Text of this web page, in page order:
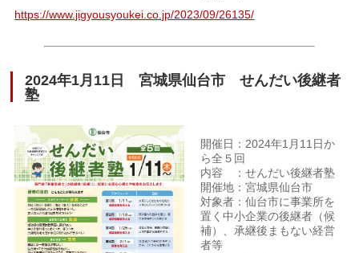
https://www.jigyousyoukei.co.jp/2023/09/26135/
2024年1月11日 宮城県仙台市 せんだい後継者
塾
開催日：2024年1月11日か
ら全５回
内容 ：せんだい後継者塾
開催地：宮城県仙台市
対象者：仙台市に事業所を
置く中小企業の後継者（候
補）、承継後まもない経営
者等